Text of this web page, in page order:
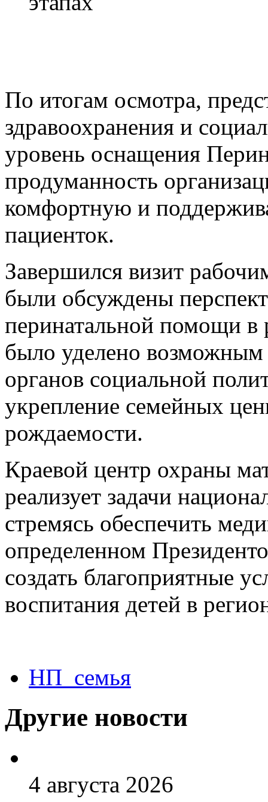
По итогам осмотра,
здравоохранения и
уровень оснащения
продуманность
комфортную и
пациенток.
Завершился визит
были обсуждены
перинатальной помощи в
было уделено
органов социальной
укрепление семейных
рождаемости.
Краевой центр охраны
реализует задачи
стремясь обеспечить
определенном
создать благоприятные
воспитания детей в
НП_семья
Другие новости
4 августа 2026